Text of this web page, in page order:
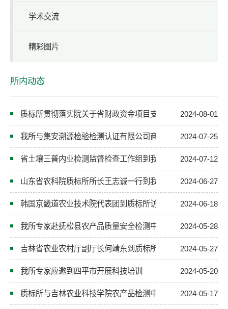
学术交流
精彩图片
所内动态
质标所贯彻落实院关于省财政资金项目支出进度与风险防控
2024-08-01
我所与集安溯源检验检测认证有限公司商讨合作共建事宜
2024-07-25
省土壤三普内业检测监督检查工作组到我所开展现场检查
2024-07-12
山东省农科院质标所所长王志诚一行到我所调研交流2024-06-27
韩国京畿道农业技术院代表团到质标所访问交流 2024-06-18
我所专家赴抚松县农产品质量安全检测中心进行技术指导
2024-05-28
吉林省农业农村厅副厅长何靖东到质标所调研指导工作
2024-05-27
我所专家应邀到四平市开展科技培训 2024-05-20
质标所与吉林农业科技学院农产品检测中心签署合作协议
2024-05-17